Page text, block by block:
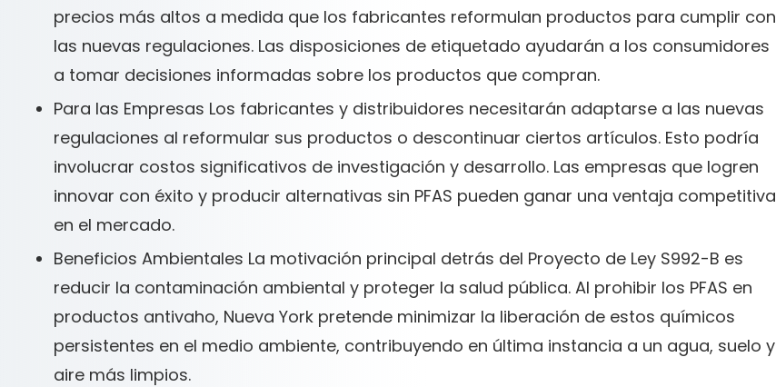
precios más altos a medida que los fabricantes reformulan productos para cumplir con
las nuevas regulaciones. Las disposiciones de etiquetado ayudarán a los consumidores
a tomar decisiones informadas sobre los productos que compran.
Para las Empresas Los fabricantes y distribuidores necesitarán adaptarse a las nuevas
regulaciones al reformular sus productos o descontinuar ciertos artículos. Esto podría
involucrar costos significativos de investigación y desarrollo. Las empresas que logren
innovar con éxito y producir alternativas sin PFAS pueden ganar una ventaja competitiva
en el mercado.
Beneficios Ambientales La motivación principal detrás del Proyecto de Ley S992-B es
reducir la contaminación ambiental y proteger la salud pública. Al prohibir los PFAS en
productos antivaho, Nueva York pretende minimizar la liberación de estos químicos
persistentes en el medio ambiente, contribuyendo en última instancia a un agua, suelo y
aire más limpios.